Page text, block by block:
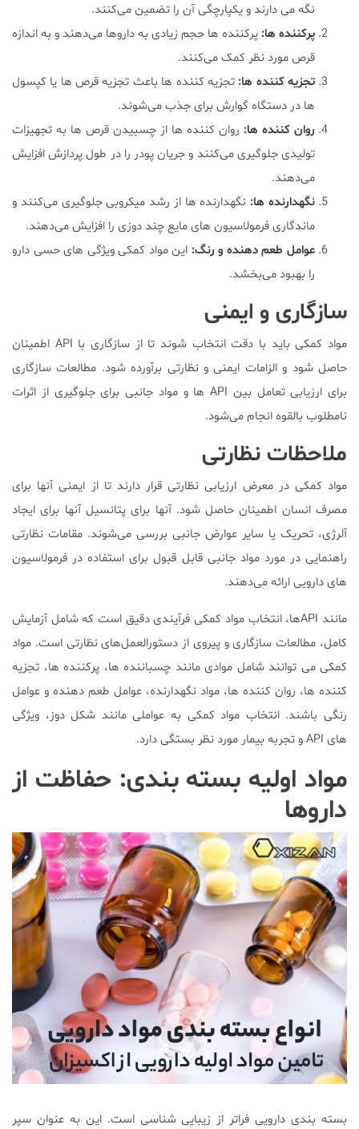
نگه می دارند و یکپارچگی آن را تضمین می‌کنند.
پرکننده ها: پرکننده ها حجم زیادی به داروها می‌دهند و به اندازه
قرص مورد نظر کمک می‌کنند.
تجزیه کننده ها: تجزیه کننده ها باعث تجزیه قرص ها یا کپسول
ها در دستگاه گوارش برای جذب می‌شوند.
روان کننده ها: روان کننده ها از چسبیدن قرص ها به تجهیزات
تولیدی جلوگیری می‌کنند و جریان پودر را در طول پردازش افزایش
می‌‌دهند.
نگهدارنده ها: نگهدارنده ها از رشد میکروبی جلوگیری می‌کنند و
ماندگاری فرمولاسیون های مایع چند دوزی را افزایش می‌دهند.
عوامل طعم دهنده و رنگ: این مواد کمکی ویژگی های حسی دارو
را بهبود می‌بخشد.
سازگاری و ایمنی
مواد کمکی باید با دقت انتخاب شوند تا از سازگاری با API اطمینان
حاصل شود و الزامات ایمنی و نظارتی برآورده شود. مطالعات سازگاری
برای ارزیابی تعامل بین API ها و مواد جانبی برای جلوگیری از اثرات
نامطلوب بالقوه انجام می‌شود.
ملاحظات نظارتی
مواد کمکی در معرض ارزیابی نظارتی قرار دارند تا از ایمنی آنها برای
مصرف انسان اطمینان حاصل شود. آنها برای پتانسیل آنها برای ایجاد
آلرژی، تحریک یا سایر عوارض جانبی بررسی می‌شوند. مقامات نظارتی
راهنمایی در مورد مواد جانبی قابل قبول برای استفاده در فرمولاسیون
های دارویی ارائه می‌دهند.
مانند APIها، انتخاب مواد کمکی فرآیندی دقیق است که شامل آزمایش
کامل، مطالعات سازگاری و پیروی از دستورالعمل‌های نظارتی است. مواد
کمکی می توانند شامل موادی مانند چسباننده ها، پرکننده ها، تجزیه
کننده ها، روان کننده ها، مواد نگهدارنده، عوامل طعم دهنده و عوامل
رنگی باشند. انتخاب مواد کمکی به عواملی مانند شکل دوز، ویژگی
های API و تجربه بیمار مورد نظر بستگی دارد.
مواد اولیه بسته بندی: حفاظت از
داروها
بسته بندی دارویی فراتر از زیبایی شناسی است. این به عنوان سپر